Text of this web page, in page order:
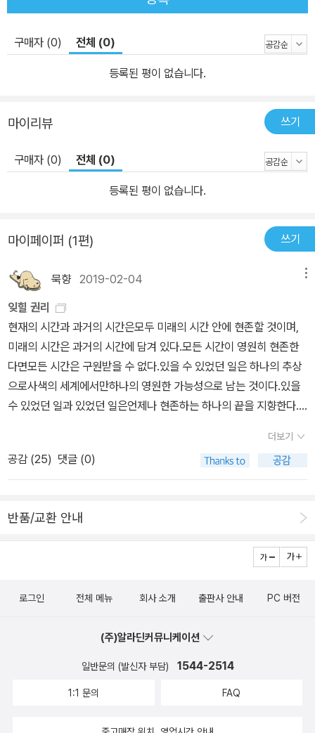
구매자 (0) 전체 (0)
등록된 평이 없습니다.
마이리뷰 쓰기
구매자 (0) 전체 (0)
등록된 평이 없습니다.
마이페이퍼 (1편) 쓰기
묵향2019-02-04
잊힐 권리
현재의 시간과 과거의 시간은모두 미래의 시간 안에 현존할 것이며,
미래의 시간은 과거의 시간에 담겨 있다.모든 시간이 영원히 현존한
다면모든 시간은 구원받을 수 없다.있을 수 있었던 일은 하나의 추상
으로사색의 세계에서만하나의 영원한 가능성으로 남는 것이다.있을
수 있었던 일과 있었던 일은언제나 현존하는 하나의 끝을 지향한다.
한 번도 열어보지 않은 문을 향하여Time present and time pastA
re both perhaps present in time future,And time future cont
ained in time past.If all time is eternally presentAll time is un
ning a perpetual possibilityOnly in a world of speculation.W
hat might have been and what has beenPoint to one end,
which is always present.Footfalls echo in the memoryDow
never opened - T. S. Eliot, 「Burnt Norton」, 『네 개의 사중주 F
미있게 읽었기에 기대를 갖고 펼쳤다(알라딘에서는 지은이 표기가
'빅토르 마이어 쇤버거'와 '빅토어 마이어 쇤베르거'로 달라서인지 연
모르지만, 우리나라 작가들도 어처구니없는 오기, 누락, 단절, 잘못된
더보기
공감 (25) 댓글 (0)
반품/교환 안내
로그인 전체 메뉴 회사 소개 출판사 안내 PC 버전
(주)알라딘커뮤니케이션
일반문의 (발신자 부담) 1544-2514
1:1 문의 FAQ